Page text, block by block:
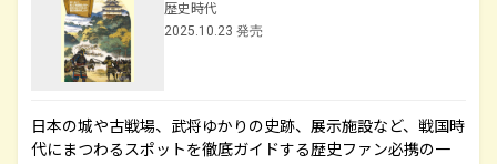
歴史時代
2025.10.23 発売
日本の城や古戦場、武将ゆかりの史跡、展示施設など、戦国時
代にまつわるスポットを徹底ガイドする歴史ファン必携の一